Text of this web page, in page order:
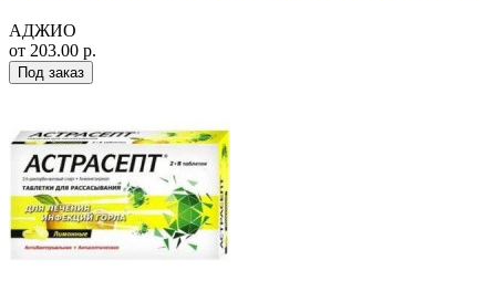
АДЖИО
от 203.00 р.
Под заказ